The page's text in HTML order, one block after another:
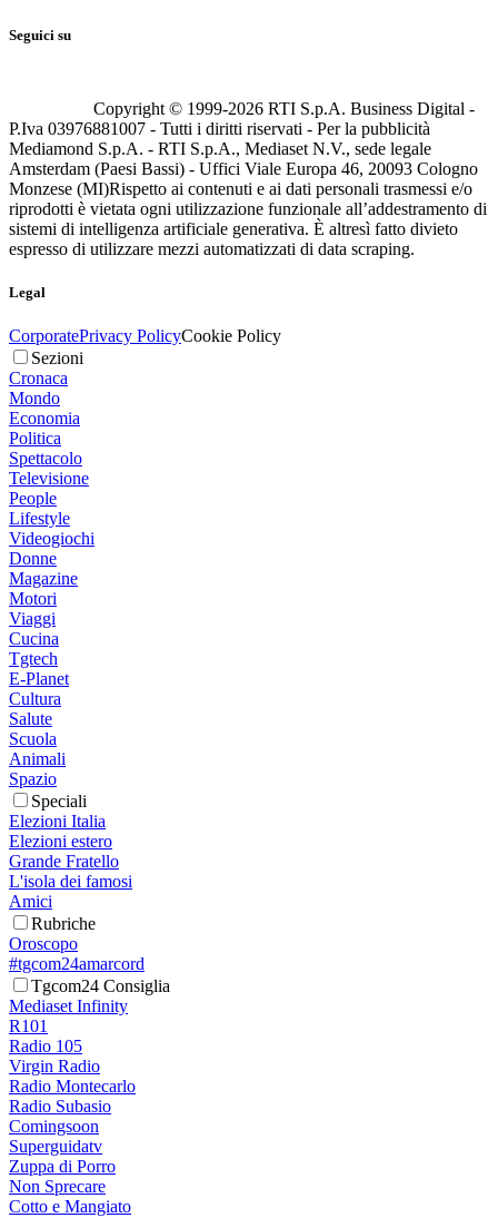
Seguici su
Copyright © 1999-2026 RTI S.p.A. Business Digital -
P.Iva 03976881007 - Tutti i diritti riservati - Per la pubblicità
Mediamond S.p.A. - RTI S.p.A., Mediaset N.V., sede legale
Amsterdam (Paesi Bassi) - Uffici Viale Europa 46, 20093 Cologno
Monzese (MI)Rispetto ai contenuti e ai dati personali trasmessi e/o
riprodotti è vietata ogni utilizzazione funzionale all’addestramento di
sistemi di intelligenza artificiale generativa. È altresì fatto divieto
espresso di utilizzare mezzi automatizzati di data scraping.
Legal
CorporatePrivacy PolicyCookie Policy
Sezioni
Cronaca
Mondo
Economia
Politica
Spettacolo
Televisione
People
Lifestyle
Videogiochi
Donne
Magazine
Motori
Viaggi
Cucina
Tgtech
E-Planet
Cultura
Salute
Scuola
Animali
Spazio
Speciali
Elezioni Italia
Elezioni estero
Grande Fratello
L'isola dei famosi
Amici
Rubriche
Oroscopo
#tgcom24amarcord
Tgcom24 Consiglia
Mediaset Infinity
R101
Radio 105
Virgin Radio
Radio Montecarlo
Radio Subasio
Comingsoon
Superguidatv
Zuppa di Porro
Non Sprecare
Cotto e Mangiato